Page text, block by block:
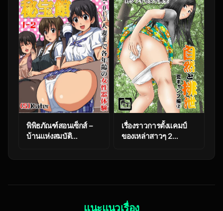
Birthday My Sister
(Touhou Project)
พิพิธภัณฑ์สอนเซ็กส์ –
บ้านแห่งสมบัติ
เรื่องราวการตั้งแคมป์
ของเหล่าสาวๆ 2
แนะแนวเรื่อง